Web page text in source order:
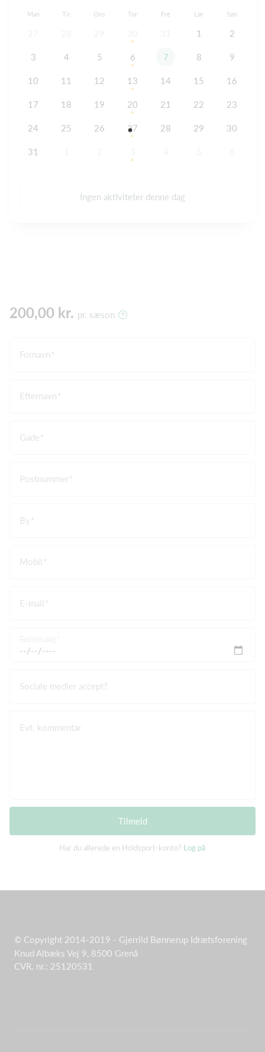
Man Tir Ons Tor Fre Lør Søn
1 2
3 4 5 6 7 8 9
10 11 12 13 14 15 16
17 18 19 20 21 22 23
24 25 26 27 28 29 30
31
Ingen aktiviteter denne dag
200,00 kr. pr. sæson
Fornavn
Efternavn
Gade
Postnummer
By
Mobil
E-mail
Sociale medier accept?
Evt. kommentar
Tilmeld
Har du allerede en Holdsport-konto? Log på
© Copyright 2014-2019 - Gjerrild Bønnerup Idrætsforening
Knud Albæks Vej 9, 8500 Grenå
CVR. nr.: 25120531